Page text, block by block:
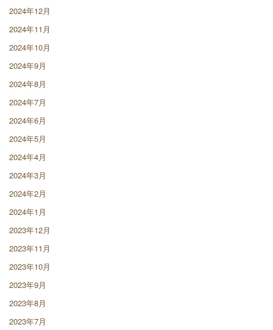
2024年12月
2024年11月
2024年10月
2024年9月
2024年8月
2024年7月
2024年6月
2024年5月
2024年4月
2024年3月
2024年2月
2024年1月
2023年12月
2023年11月
2023年10月
2023年9月
2023年8月
2023年7月